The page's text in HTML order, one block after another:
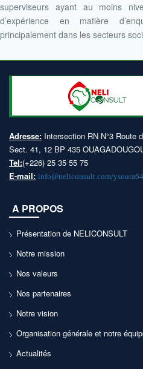
superviseurs ayant au moins
d’expérience en matière
principalement dans les secteurs
Adresse: Intersection RN N°3 Route
Sect. 41, 12 BP 435
Tel:(+226) 25 35 55 75
E-mail: info@neliconsult.com/
A PROPOS
Présentation de NELICONSULT
Notre mission
Nos valeurs
Nos partenaires
Notre vision
Organisation générale et notre
Actualités